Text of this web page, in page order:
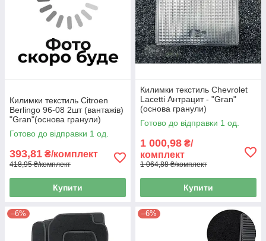
Килимки текстиль Citroen
Berlingo 96-08 2шт (вантажів)
"Gran"(основа гранули)
Готово до відправки 1 од.
393,81 ₴/комплект
418,95 ₴/комплект
Купити
Килимки текстиль Chevrolet
Lacetti Антрацит - "Gran"
(основа гранули)
Готово до відправки 1 од.
1 000,98 ₴/
комплект
1 064,88 ₴/комплект
Купити
–6% –6%